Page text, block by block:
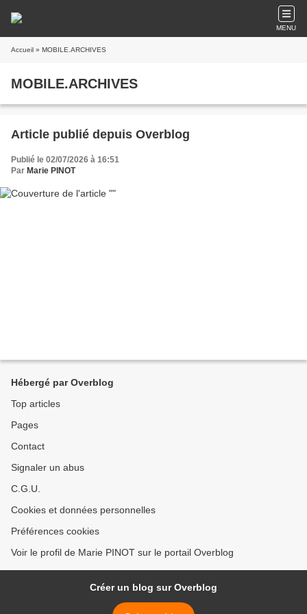
MENU
Accueil » MOBILE.ARCHIVES
MOBILE.ARCHIVES
Article publié depuis Overblog
Publié le 02/07/2026 à 16:51
Par Marie PINOT
Hébergé par Overblog
Top articles
Pages
Contact
Signaler un abus
C.G.U.
Cookies et données personnelles
Préférences cookies
Voir le profil de Marie PINOT sur le portail Overblog
Créer un blog sur Overblog